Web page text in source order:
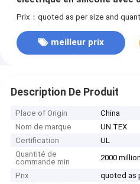
Prix：quoted as per size and
meilleur prix
Description De Produit
Place of Origin
China
Nom de marque
UN.TEX
Certification
UL
Quantité de
commande min
2000
Prix
quoted as